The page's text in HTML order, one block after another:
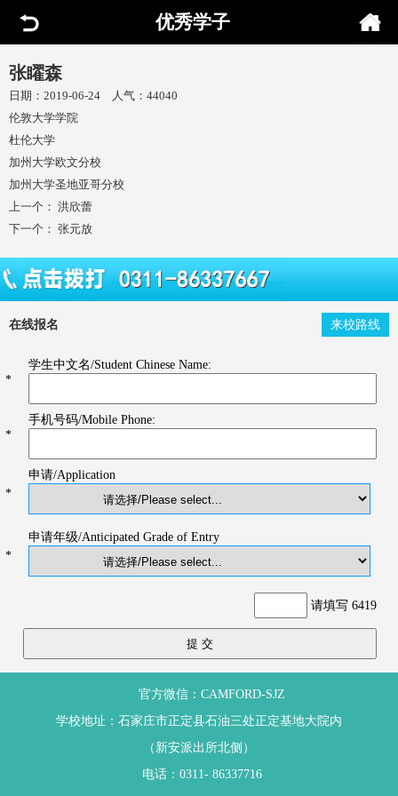
优秀学子
张矅森
日期：2019-06-24 人气：44040
伦敦大学学院
杜伦大学
加州大学欧文分校
加州大学圣地亚哥分校
上一个： 洪欣蕾
下一个： 张元放
在线报名 来校路线
*
学生中文名/Student Chinese Name:
*
手机号码/Mobile Phone:
*
申请/Application
*
申请年级/Anticipated Grade of Entry
请填写 6419
官方微信：CAMFORD-SJZ
学校地址：石家庄市正定县石油三处正定基地大院内
（新安派出所北侧）
电话：0311- 86337716